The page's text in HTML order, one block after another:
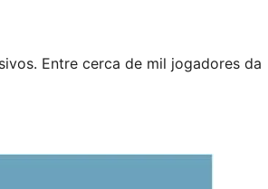
Entre cerca de mil jogadores da